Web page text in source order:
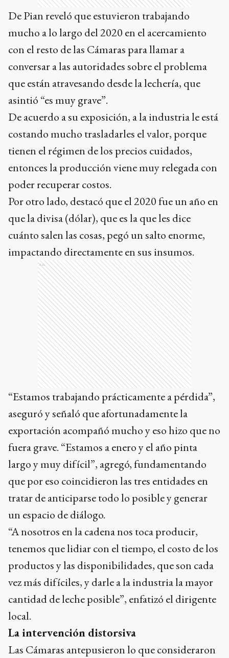
De Pian reveló que estuvieron trabajando
mucho a lo largo del 2020 en el acercamiento
con el resto de las Cámaras para llamar a
conversar a las autoridades sobre el problema
que están atravesando desde la lechería, que
asintió “es muy grave”.
De acuerdo a su exposición, a la industria le está
costando mucho trasladarles el valor, porque
tienen el régimen de los precios cuidados,
entonces la producción viene muy relegada con
poder recuperar costos.
Por otro lado, destacó que el 2020 fue un año en
que la divisa (dólar), que es la que les dice
cuánto salen las cosas, pegó un salto enorme,
impactando directamente en sus insumos.
Ads
“Estamos trabajando prácticamente a pérdida”,
aseguró y señaló que afortunadamente la
exportación acompañó mucho y eso hizo que no
fuera grave. “Estamos a enero y el año pinta
largo y muy difícil”, agregó, fundamentando
que por eso coincidieron las tres entidades en
tratar de anticiparse todo lo posible y generar
un espacio de diálogo.
“A nosotros en la cadena nos toca producir,
tenemos que lidiar con el tiempo, el costo de los
productos y las disponibilidades, que son cada
vez más difíciles, y darle a la industria la mayor
cantidad de leche posible”, enfatizó el dirigente
local.
La intervención distorsiva
Las Cámaras antepusieron lo que consideraron